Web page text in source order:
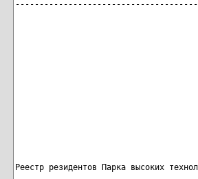
Реестр резидентов Парка высоких